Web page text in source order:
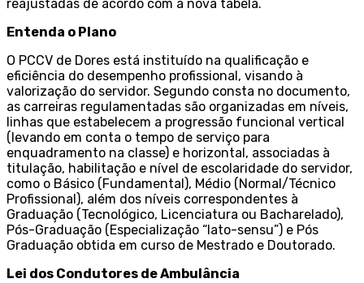
reajustadas de acordo com a nova tabela.
Entenda o Plano
O PCCV de Dores está instituído na qualificação e
eficiência do desempenho profissional, visando à
valorização do servidor. Segundo consta no documento,
as carreiras regulamentadas são organizadas em níveis,
linhas que estabelecem a progressão funcional vertical
(levando em conta o tempo de serviço para
enquadramento na classe) e horizontal, associadas à
titulação, habilitação e nível de escolaridade do servidor,
como o Básico (Fundamental), Médio (Normal/Técnico
Profissional), além dos níveis correspondentes à
Graduação (Tecnológico, Licenciatura ou Bacharelado),
Pós-Graduação (Especialização “lato-sensu”) e Pós
Graduação obtida em curso de Mestrado e Doutorado.
Lei dos Condutores de Ambulância